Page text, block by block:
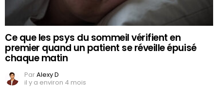
Ce que les psys du sommeil vérifient en
premier quand un patient se réveille épuisé
chaque matin
ParAlexy D
il y a environ 4 mois